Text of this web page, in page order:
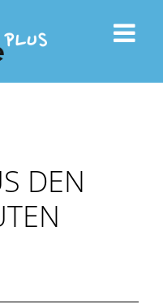
DEN